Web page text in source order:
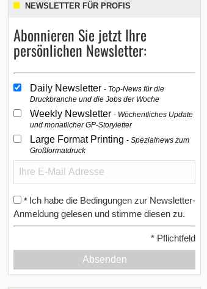
NEWSLETTER FÜR PROFIS
Abonnieren Sie jetzt Ihre
persönlichen Newsletter:
Daily Newsletter Top-News für die
Druckbranche und die Jobs der Woche
Weekly Newsletter Wöchentliches Update
und monatlicher GP-Storyletter
Large Format Printing Spezialnews zum
Großformatdruck
* Ich habe die Bedingungen zur Newsletter-
Anmeldung gelesen und stimme diesen zu.
* Pflichtfeld
Absenden